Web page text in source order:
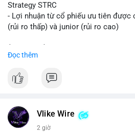
Strategy STRC
- Lợi nhuận từ cổ phiếu ưu tiên được
(rủi ro thấp) và junior (rủi ro cao)
Đọc thêm
Vlike Wire
2 giờ